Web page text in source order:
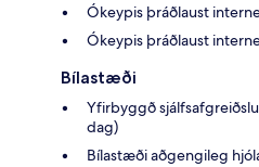
Ókeypis þráðlaust
Ókeypis þráðlaust
Bílastæði
Yfirbyggð
dag)
Bílastæði aðgengileg